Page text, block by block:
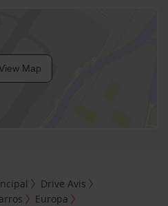
Map
Drive Avis
Europa